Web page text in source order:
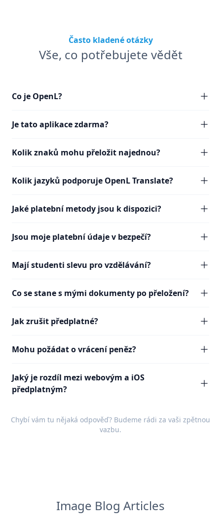
Často kladené otázky
Vše, co potřebujete vědět
Co je OpenL?
Je tato aplikace zdarma?
Kolik znaků mohu přeložit najednou?
Kolik jazyků podporuje OpenL Translate?
Jaké platební metody jsou k dispozici?
Jsou moje platební údaje v bezpečí?
Mají studenti slevu pro vzdělávání?
Co se stane s mými dokumenty po přeložení?
Jak zrušit předplatné?
Mohu požádat o vrácení peněz?
Jaký je rozdíl mezi webovým a iOS
předplatným?
Chybí vám tu nějaká odpověď? Budeme rádi za vaši zpětnou
vazbu.
Image Blog Articles